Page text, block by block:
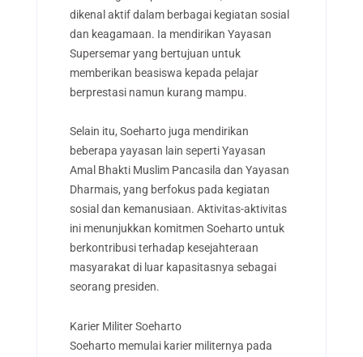
dikenal aktif dalam berbagai kegiatan sosial
dan keagamaan. Ia mendirikan Yayasan
Supersemar yang bertujuan untuk
memberikan beasiswa kepada pelajar
berprestasi namun kurang mampu.
Selain itu, Soeharto juga mendirikan
beberapa yayasan lain seperti Yayasan
Amal Bhakti Muslim Pancasila dan Yayasan
Dharmais, yang berfokus pada kegiatan
sosial dan kemanusiaan. Aktivitas-aktivitas
ini menunjukkan komitmen Soeharto untuk
berkontribusi terhadap kesejahteraan
masyarakat di luar kapasitasnya sebagai
seorang presiden.
Karier Militer Soeharto
Soeharto memulai karier militernya pada